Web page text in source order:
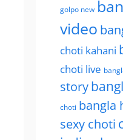
golpo new
video
choti kahani
choti live
story
choti bangla
sexy choti